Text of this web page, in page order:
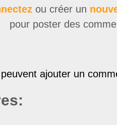
ou créer un
pour poster des
ajouter un